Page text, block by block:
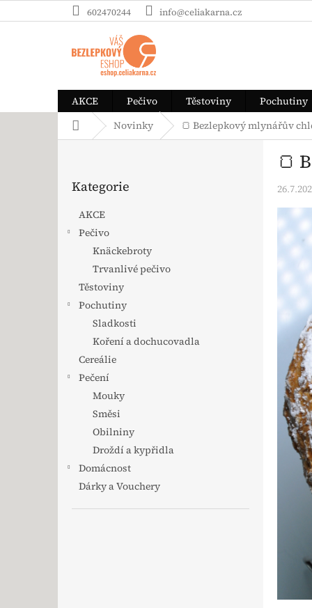
602470244 info@celiakarna.cz
AKCE Pečivo Těstoviny Pochutiny
Domů Novinky 🍞 Bezlepkový mlynářův
Kategorie
AKCE
Pečivo
Knäckebroty
Trvanlivé pečivo
Těstoviny
Pochutiny
Sladkosti
Koření a dochucovadla
Cereálie
Pečení
Mouky
Směsi
Obilniny
Droždí a kypřidla
Domácnost
Dárky a Vouchery
🍞